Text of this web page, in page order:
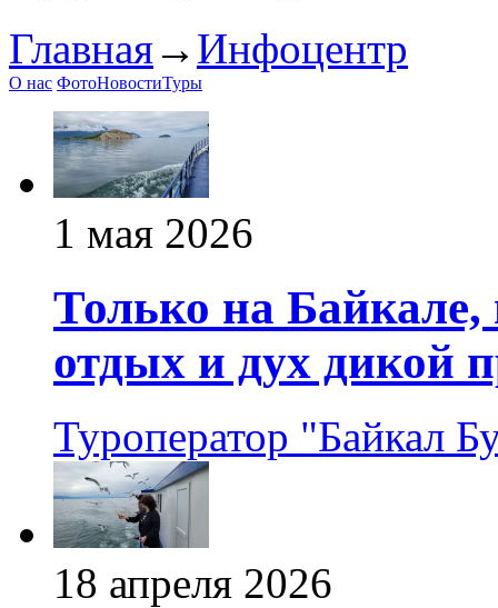
Главная→ Инфоцентр
О нас ФотоНовостиТуры
1 мая 2026
Только на
отдых и дух дикой
Туроператор "Байкал
18 апреля 2026